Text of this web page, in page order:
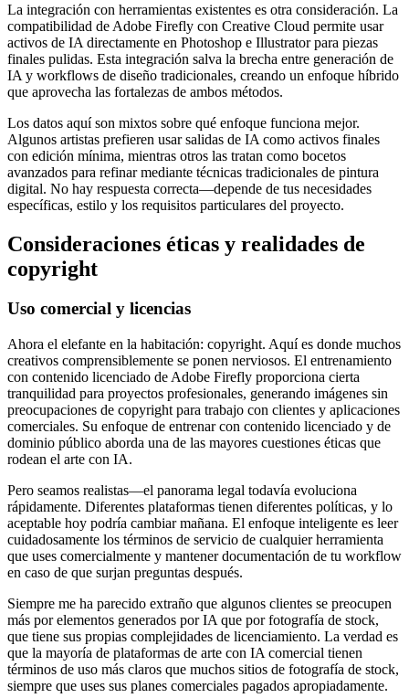
La integración con herramientas existentes es otra consideración. La
compatibilidad de Adobe Firefly con Creative Cloud permite usar
activos de IA directamente en Photoshop e Illustrator para piezas
finales pulidas. Esta integración salva la brecha entre generación de
IA y workflows de diseño tradicionales, creando un enfoque híbrido
que aprovecha las fortalezas de ambos métodos.
Los datos aquí son mixtos sobre qué enfoque funciona mejor.
Algunos artistas prefieren usar salidas de IA como activos finales
con edición mínima, mientras otros las tratan como bocetos
avanzados para refinar mediante técnicas tradicionales de pintura
digital. No hay respuesta correcta—depende de tus necesidades
específicas, estilo y los requisitos particulares del proyecto.
Consideraciones éticas y realidades de
copyright
Uso comercial y licencias
Ahora el elefante en la habitación: copyright. Aquí es donde muchos
creativos comprensiblemente se ponen nerviosos. El entrenamiento
con contenido licenciado de Adobe Firefly proporciona cierta
tranquilidad para proyectos profesionales, generando imágenes sin
preocupaciones de copyright para trabajo con clientes y aplicaciones
comerciales. Su enfoque de entrenar con contenido licenciado y de
dominio público aborda una de las mayores cuestiones éticas que
rodean el arte con IA.
Pero seamos realistas—el panorama legal todavía evoluciona
rápidamente. Diferentes plataformas tienen diferentes políticas, y lo
aceptable hoy podría cambiar mañana. El enfoque inteligente es leer
cuidadosamente los términos de servicio de cualquier herramienta
que uses comercialmente y mantener documentación de tu workflow
en caso de que surjan preguntas después.
Siempre me ha parecido extraño que algunos clientes se preocupen
más por elementos generados por IA que por fotografía de stock,
que tiene sus propias complejidades de licenciamiento. La verdad es
que la mayoría de plataformas de arte con IA comercial tienen
términos de uso más claros que muchos sitios de fotografía de stock,
siempre que uses sus planes comerciales pagados apropiadamente.